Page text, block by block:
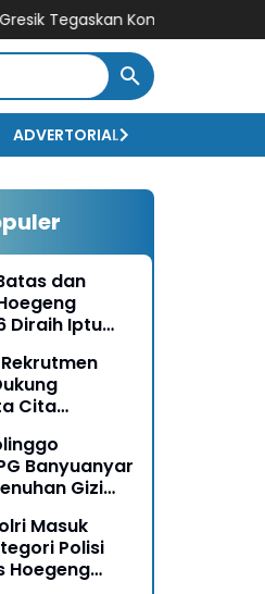
Komitmen Polri Dukung
ADVERTORIAL
dan
Diraih Iptu
di
Cita
Banyuanyar
Gizi
Masuk
Polisi
Hoegeng